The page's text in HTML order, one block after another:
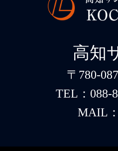
高知
〒780-
TEL：088-
MAIL